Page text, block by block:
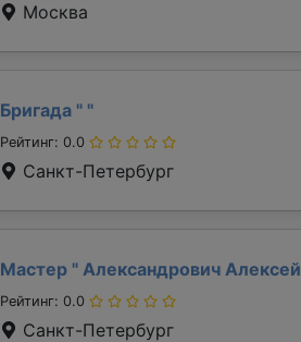
Москва
Бригада " "
Рейтинг: 0.0
Санкт-Петербург
Мастер " Александрович Алексей
Рейтинг: 0.0
Санкт-Петербург